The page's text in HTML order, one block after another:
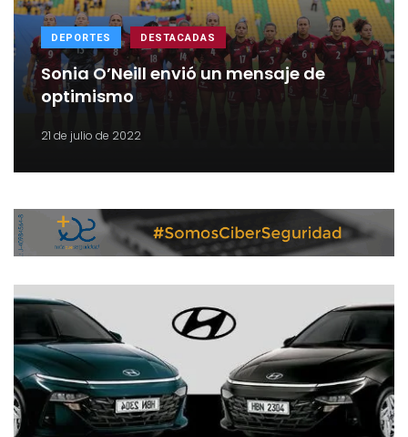
DEPORTES DESTACADAS
Sonia O’Neill envió un mensaje de
optimismo
21 de julio de 2022